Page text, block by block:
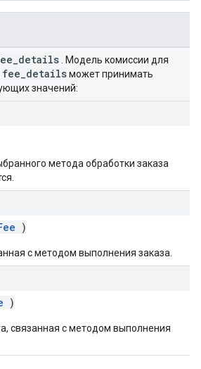
details . Модель комиссии для
fee detailsможет принимать
значений:
метода обработки заказа
)
с методом выполнения заказа.
)
связанная с методом выполнения